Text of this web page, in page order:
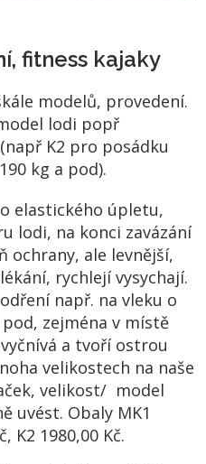
fitness kajaky
modelů, provedení.
lodi popř
K2 pro posádku
kg a pod).
elastického úpletu,
lodi, na konci zavázání
ochrany, ale levnější,
rychlejí vysychají.
např. na vleku o
zejména v místě
a tvoří ostrou
velikostech na naše
velikost/ model
uvést. Obaly MK1
K2 1980,00 Kč.